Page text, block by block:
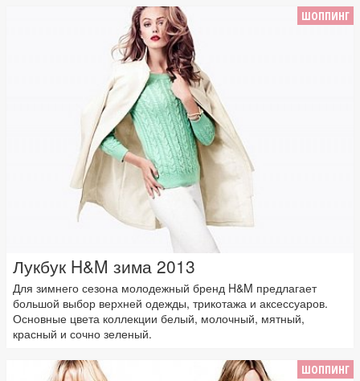
ШОППИНГ
Лукбук H&M зима 2013
Для зимнего сезона молодежный бренд H&M предлагает
большой выбор верхней одежды, трикотажа и аксессуаров.
Основные цвета коллекции белый, молочный, мятный,
красный и сочно зеленый.
ШОППИНГ